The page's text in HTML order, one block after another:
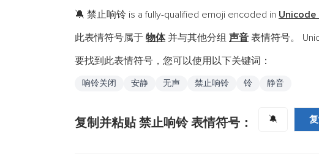
🔕 禁止响铃 is a fully-qualified emoji encoded in Unicode
此表情符号属于 物体并与其他分组 声音 表情符号。
要找到此表情符号，您可以使用以下关键词：
响铃关闭 安静 无声 禁止响铃 铃 静音
复制并粘贴 禁止响铃 表情符号： 🔕